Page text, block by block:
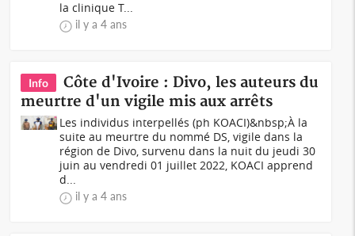
la clinique T...
il y a 4 ans
Info
Côte d'Ivoire : Divo, les auteurs du
meurtre d'un vigile mis aux arrêts
Les individus interpellés (ph KOACI)&nbsp;À la
suite au meurtre du nommé DS, vigile dans la
région de Divo, survenu dans la nuit du jeudi 30
juin au vendredi 01 juillet 2022, KOACI apprend
d...
il y a 4 ans